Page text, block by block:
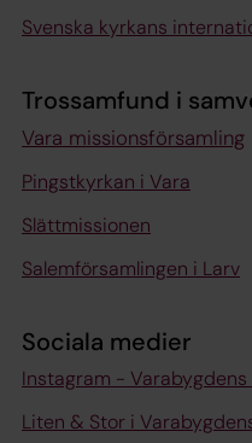
Svenska kyrkans
Trossamfund i
Vara missionsförsamling
Pingstkyrkan i Vara
Slättmissionen
Salemförsamlingen i Larv
Sociala medier
Instagram - Varabygdens
Liten & Stor i